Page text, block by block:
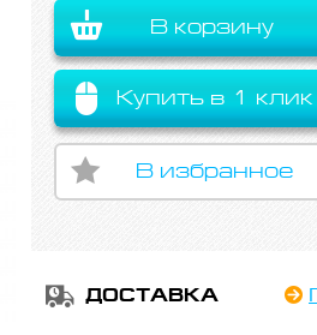
В корзину
Купить в 1 клик
В избранное
ДОСТАВКА